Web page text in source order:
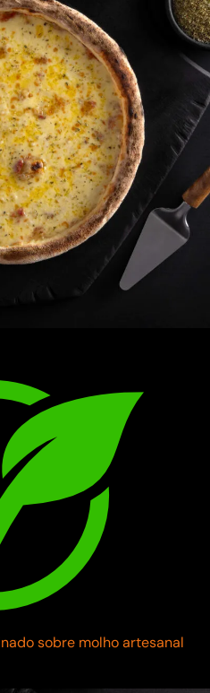
sobre molho artesanal